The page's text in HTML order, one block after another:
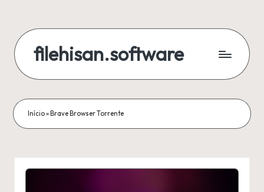
content
filehisan.software
Início» Brave Browser Torrente